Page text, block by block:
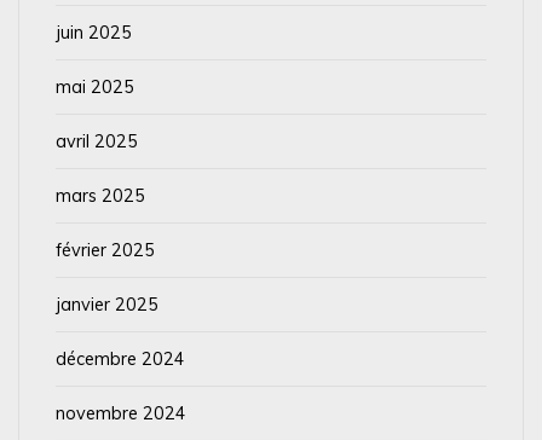
juin 2025
mai 2025
avril 2025
mars 2025
février 2025
janvier 2025
décembre 2024
novembre 2024